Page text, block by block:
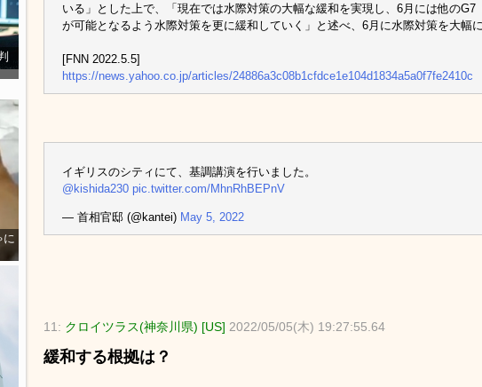
に
いる」とした上で、「現在では水際対策の大幅な緩和を実現し、6月には他のG7
が可能となるよう水際対策を更に緩和していく」と述べ、6月に水際対策を大幅
[FNN 2022.5.5]
https://news.yahoo.co.jp/articles/24886a3c08b1cfdce1e104d1834a5a0f7fe2410c
イギリスのシティにて、基調講演を行いました。
@kishida230 pic.twitter.com/MhnRhBEPnV
— 首相官邸 (@kantei) May 5, 2022
11: クロイツラス(神奈川県) [US] 2022/05/05(木) 19:27:55.64
緩和する根拠は？